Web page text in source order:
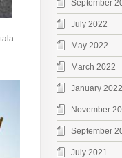
September
July 2022
May 2022
March 2022
January 2022
November
September
July 2021